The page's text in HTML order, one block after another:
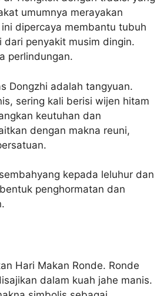
umumnya merayakan
dipercaya membantu tubuh
penyakit musim dingin.
perlindungan.
Dongzhi adalah tangyuan.
sering kali berisi wijen hitam
keutuhan dan
dengan makna reuni,
kepada leluhur dan
penghormatan dan
Hari Makan Ronde. Ronde
dalam kuah jahe manis.